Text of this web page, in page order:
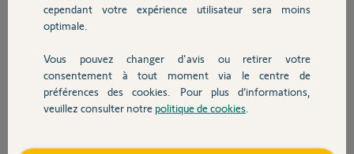
Devis avec un pro
Contact
Réponses
Bonjour Philippe,
Quel est le modèle de votre moteur Somfy ?
cependant votre expérience utilisateur sera moins
optimale.
Vous pouvez changer d'avis ou retirer votre
consentement à tout moment via le centre de
préférences des cookies. Pour plus d’informations,
veuillez consulter notre politique de cookies